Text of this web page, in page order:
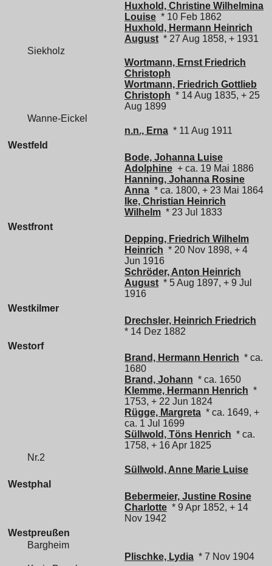
Huxhold, Christine Wilhelmina
Louise * 10 Feb 1862
Huxhold, Hermann Heinrich
August * 27 Aug 1858, + 1931
Siekholz
Wortmann, Ernst Friedrich
Christoph
Wortmann, Friedrich Gottlieb
Christoph * 14 Aug 1835, + 25
Aug 1899
Wanne-Eickel
n.n., Erna * 11 Aug 1911
Westfeld
Bode, Johanna Luise
Adolphine + ca. 19 Mai 1886
Hanning, Johanna Rosine
Anna * ca. 1800, + 23 Mai 1864
Ike, Christian Heinrich
Wilhelm * 23 Jul 1833
Westfront
Depping, Friedrich Wilhelm
Heinrich * 20 Nov 1898, + 4
Jun 1916
Schröder, Anton Heinrich
August * 5 Aug 1897, + 9 Jul
1916
Westkilmer
Drechsler, Heinrich Friedrich
* 14 Dez 1882
Westorf
Brand, Hermann Henrich * ca.
1680
Brand, Johann * ca. 1650
Klemme, Hermann Henrich *
1753, + 22 Jun 1824
Rügge, Margreta * ca. 1649, +
ca. 1 Jul 1699
Süllwold, Töns Henrich * ca.
1758, + 16 Apr 1825
Nr.2
Süllwold, Anne Marie Luise
Westphal
Bebermeier, Justine Rosine
Charlotte * 9 Apr 1852, + 14
Nov 1942
Westpreußen
Bargheim
Plischke, Lydia * 7 Nov 1904